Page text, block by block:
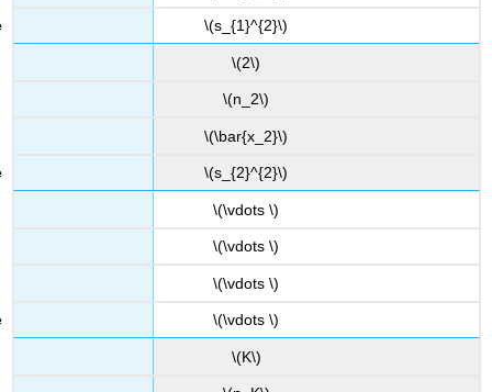
\(s_{1}^{2}\)
\(2\)
\(n_2\)
\(\bar{x_2}\)
\(s_{2}^{2}\)
\(\vdots \)
\(\vdots \)
\(\vdots \)
\(\vdots \)
\(K\)